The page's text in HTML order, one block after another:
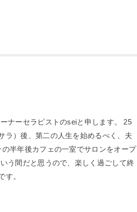
ナーセラピストのseiと申します。 25
ラ）後、第二の人生を始めるべく、夫
半年後カフェの一室でサロンをオープ
う間だと思うので、楽しく過ごして終
す。